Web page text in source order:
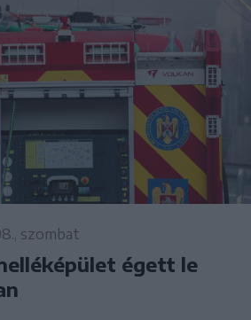
szombat
égett le